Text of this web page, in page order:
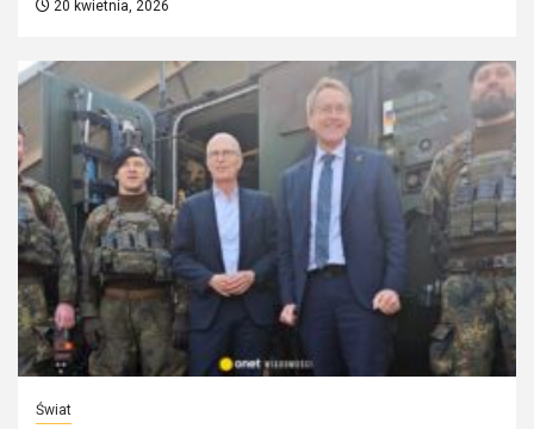
20 kwietnia, 2026
Świat